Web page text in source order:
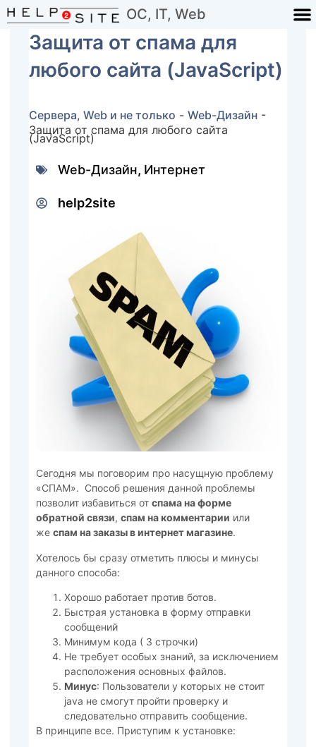
ОС, IT, Web
Защита от спама для
любого сайта (JavaScript)
Сервера, Web и не только - Web-Дизайн-
Защита от спама для любого сайта
(JavaScript)
Web-Дизайн, Интернет
help2site
Cегодня мы поговорим про насущную проблему
«СПАМ». Способ решения данной проблемы
позволит избавиться от спама на форме
обратной связи, спам на комментарии или
же спам на заказы в интернет магазине.
Хотелось бы сразу отметить плюсы и минусы
данного способа:
Хорошо работает против ботов.
Быстрая установка в форму отправки
сообщений
Минимум кода ( 3 строчки)
Не требует особых знаний, за исключением
расположения основных файлов.
Минус: Пользователи у которых не стоит
java не смогут пройти проверку и
следовательно отправить сообщение.
В принципе все. Приступим к установке: